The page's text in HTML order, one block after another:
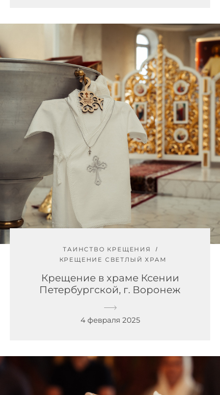
ТАИНСТВО КРЕЩЕНИЯ
КРЕЩЕНИЕ СВЕТЛЫЙ ХРАМ
Крещение в храме Ксении
Петербургской, г. Воронеж
4 февраля 2025